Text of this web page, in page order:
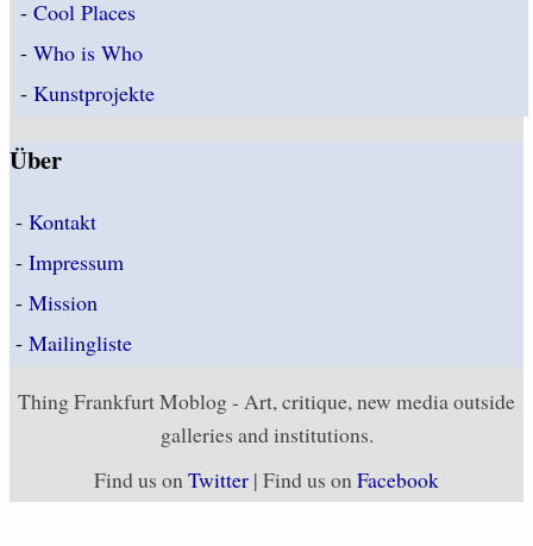
-Cool Places
-Who is Who
-Kunstprojekte
Über
- Kontakt
- Impressum
- Mission
- Mailingliste
Thing Frankfurt Moblog - Art, critique, new media outside
galleries and institutions.
Find us onTwitter | Find us onFacebook